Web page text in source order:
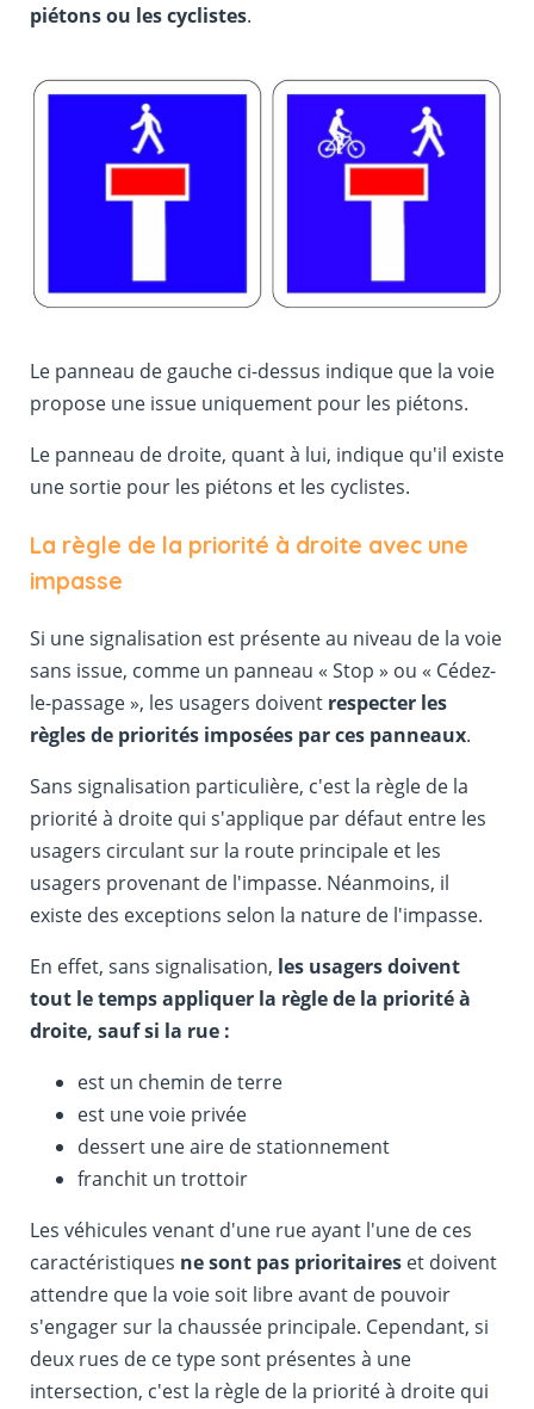
piétons ou les cyclistes.
Le panneau de gauche ci-dessus indique que la voie
propose une issue uniquement pour les piétons.
Le panneau de droite, quant à lui, indique qu'il existe
une sortie pour les piétons et les cyclistes.
La règle de la priorité à droite avec une
impasse
Si une signalisation est présente au niveau de la voie
sans issue, comme un panneau « Stop » ou « Cédez-
le-passage », les usagers doivent respecter les
règles de priorités imposées par ces panneaux.
Sans signalisation particulière, c'est la règle de la
priorité à droite qui s'applique par défaut entre les
usagers circulant sur la route principale et les
usagers provenant de l'impasse. Néanmoins, il
existe des exceptions selon la nature de l'impasse.
En effet, sans signalisation, les usagers doivent
tout le temps appliquer la règle de la priorité à
droite, sauf si la rue :
est un chemin de terre
est une voie privée
dessert une aire de stationnement
franchit un trottoir
Les véhicules venant d'une rue ayant l'une de ces
caractéristiques ne sont pas prioritaireset doivent
attendre que la voie soit libre avant de pouvoir
s'engager sur la chaussée principale. Cependant, si
deux rues de ce type sont présentes à une
intersection, c'est la règle de la priorité à droite qui